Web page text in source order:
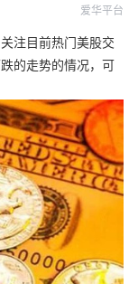
爱华平台
注目前热门美股交
的走势的情况，可